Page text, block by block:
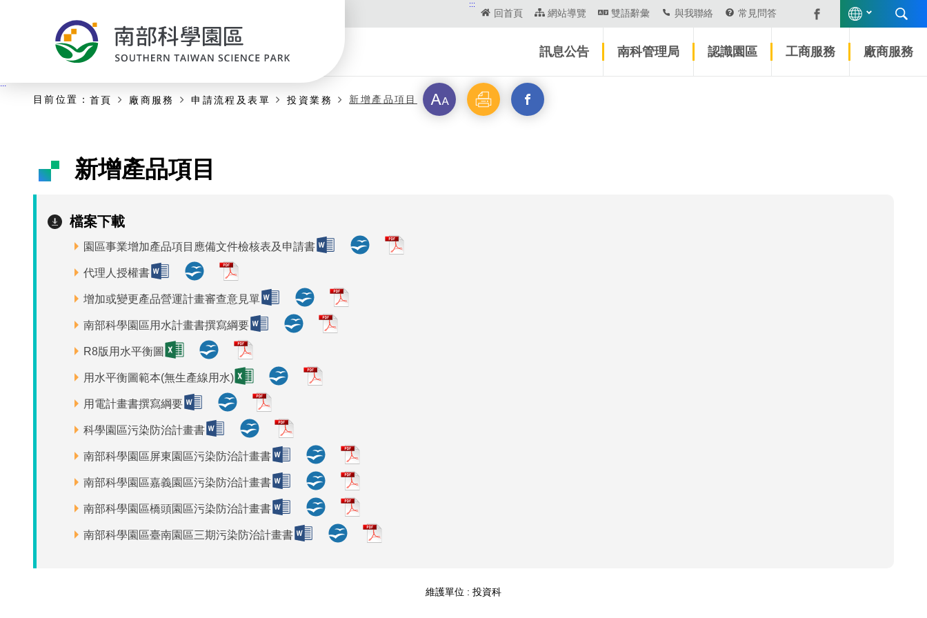
:::
回首頁 網站導覽 雙語辭彙 與我聯絡 常見問答
訊息公告 南科管理局 認識園區 工商服務 廠商服務
主要內容開始
:::
目前位置： 首頁 廠商服務 申請流程及表單 投資業務 新增產品項目 字 列 另
新增產品項目
檔案下載
園區事業增加產品項目應備文件檢核表及申請書
代理人授權書
增加或變更產品營運計畫審查意見單
南部科學園區用水計畫書撰寫綱要
R8版用水平衡圖
用水平衡圖範本(無生產線用水)
用電計畫書撰寫綱要
科學園區污染防治計畫書
南部科學園區屏東園區污染防治計畫書
南部科學園區嘉義園區污染防治計畫書
南部科學園區橋頭園區污染防治計畫書
南部科學園區臺南園區三期污染防治計畫書
維護單位 : 投資科